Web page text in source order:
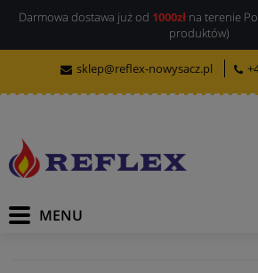
Darmowa dostawa już od 1000złna terenie
produktów)
sklep@reflex-nowysacz.pl